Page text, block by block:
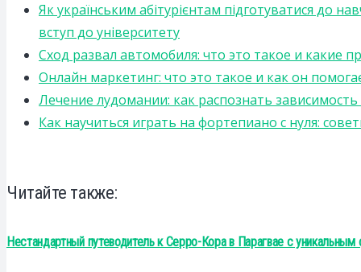
Як українським абітурієнтам підготуватися до
вступ до університету
Сход развал автомобиля: что это такое и какие
Онлайн маркетинг: что это такое и как он
Лечение лудомании: как распознать
Как научиться играть на фортепиано с нуля:
Читайте также:
Нестандартный путеводитель к Серро-Кора в Парагвае с